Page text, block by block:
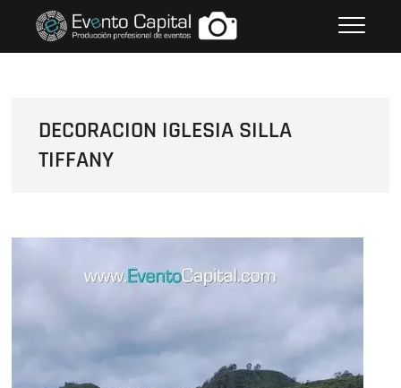
contenido
FOTOS GRUPO EMPRESARIAL
DECORACION IGLESIA SILLA
TIFFANY